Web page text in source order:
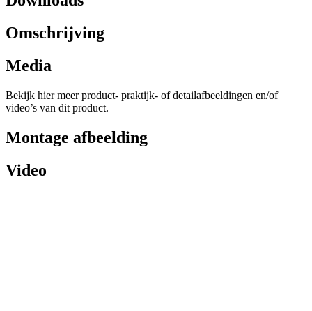
Omschrijving
Media
Bekijk hier meer product- praktijk- of detailafbeeldingen en/of
video’s van dit product.
Montage afbeelding
Video